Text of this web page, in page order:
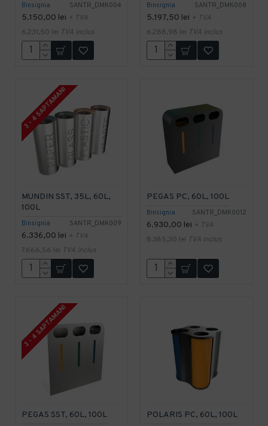
Binsignia SANTR_DMK004
5.150,00 lei + TVA
6.231,50 lei TVA inclus
Binsignia SANTR_DMK008
5.197,50 lei + TVA
6.288,98 lei TVA inclus
3 - 4 SAPTAMANI
Binsignia SANTR_DMK009
MUNDIN SST, 35L, 60L,
100L
6.336,00 lei + TVA
7.666,56 lei TVA inclus
Binsignia SANTR_DMK0012
PEGAS PC, 60L, 100L
6.930,00 lei + TVA
8.385,30 lei TVA inclus
3 - 4 SAPTAMANI
PEGAS SST, 60L, 100L POLARIS PC, 60L, 100L